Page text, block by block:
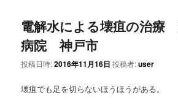
電解水による壊疽の治療
病院 神戸市
投稿日時:2016年11月16日 投稿者:user
壊疽でも足を切らないほうほうがある。